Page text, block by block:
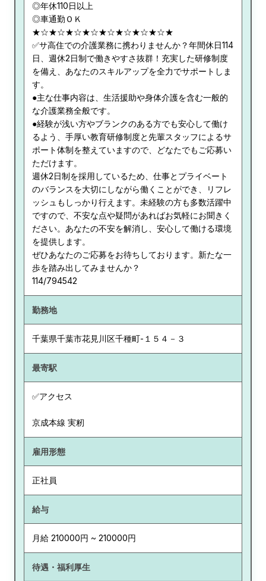
◎年休110日以上
◎車通勤ＯＫ
★☆★☆★☆★☆★☆★☆★☆★☆★
✅サ高住での介護業務に携わりませんか？年間休日114
日、週休2日制で働きやすさ抜群！充実した研修制度
を備え、あなたのスキルアップを全力でサポートしま
す。
●主な仕事内容は、生活援助や身体介護を含む一般的
な介護業務全般です。
●経験が浅い方やブランクのある方でも安心して働け
るよう、手厚い教育研修制度と先輩スタッフによるサ
ポート体制を整えていますので、どなたでもご応募い
ただけます。
週休2日制を採用しているため、仕事とプライベート
のバランスを大切にしながら働くことができ、リフレ
ッシュもしっかり行えます。未経験の方も多数活躍中
ですので、不安な点や疑問があればお気軽にお聞きく
ださい。あなたの不安を解消し、安心して働ける環境
を提供します。
ぜひあなたのご応募をお待ちしております。新たな一
歩を踏み出してみませんか？
114/794542
勤務地
千葉県千葉市花見川区千種町-１５４－３
最寄駅
✅アクセス
京成本線 実籾
雇用形態
正社員
給与
月給 210000円 ~ 210000円
待遇・福利厚生